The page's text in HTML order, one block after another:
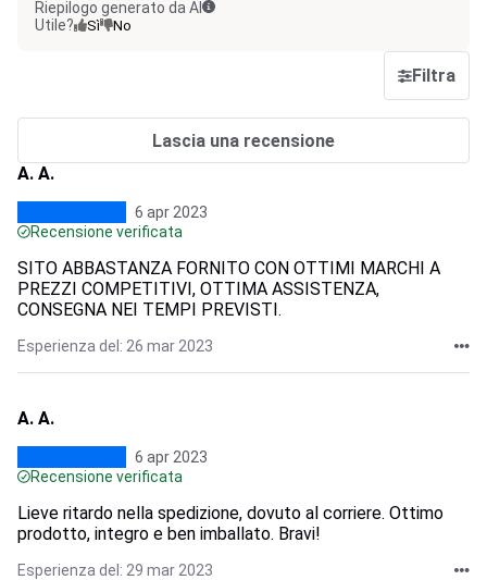
Riepilogo generato da AI
Utile?
Sì No
Filtra
Lascia una recensione
A. A.
6 apr 2023
Recensione verificata
SITO ABBASTANZA FORNITO CON OTTIMI MARCHI A
PREZZI COMPETITIVI, OTTIMA ASSISTENZA,
CONSEGNA NEI TEMPI PREVISTI.
Esperienza del: 26 mar 2023
A. A.
6 apr 2023
Recensione verificata
Lieve ritardo nella spedizione, dovuto al corriere. Ottimo
prodotto, integro e ben imballato. Bravi!
Esperienza del: 29 mar 2023